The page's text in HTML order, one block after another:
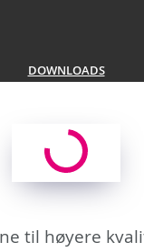
DOWNLOADS
til høyere